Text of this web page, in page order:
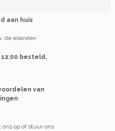
aan huis
de eilanden
besteld,
van
op of stuur ons